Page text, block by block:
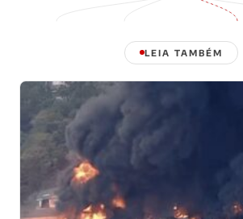
LEIA TAMBÉM